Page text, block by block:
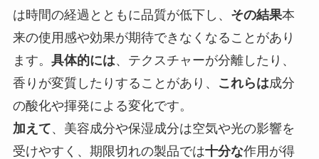
は時間の経過とともに品質が低下し、 その結果本
来の使用感や効果が期待できなくなることがあり
ます。 具体的には、テクスチャーが分離したり、
香りが変質したりすることがあり、
これらは成分
の酸化や揮発による変化です。
加えて、美容成分や保湿成分は空気や光の影響を
受けやすく、期限切れの製品では十分な作用が得